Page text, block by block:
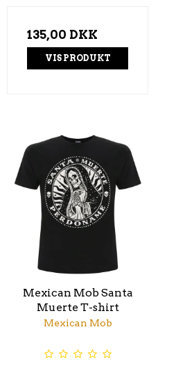
135,00 DKK
VIS PRODUKT
Mexican Mob Santa
Muerte T-shirt
Mexican Mob